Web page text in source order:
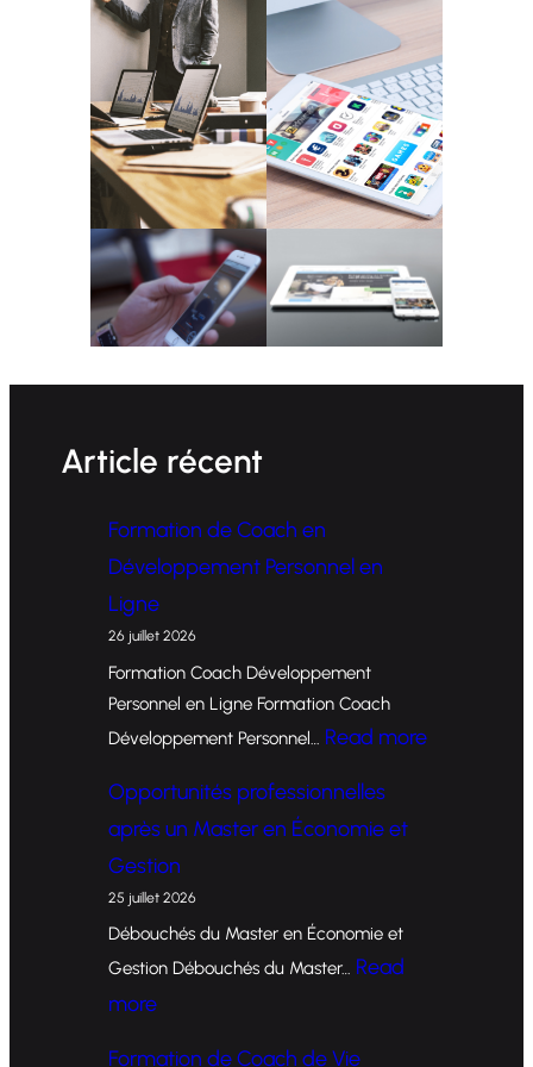
Article récent
Formation de Coach en
Développement Personnel en
Ligne
26 juillet 2026
Formation Coach Développement
Personnel en Ligne Formation Coach
Développement Personnel… Read more:
Opportunités professionnelles
après un Master en Économie et
Gestion
25 juillet 2026
Débouchés du Master en Économie et
Gestion Débouchés du Master… Read
more:
Formation de Coach de Vie